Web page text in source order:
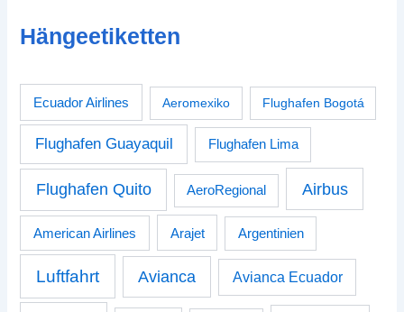
Hängeetiketten
Ecuador Airlines Aeromexiko Flughafen Bogotá
Flughafen Guayaquil Flughafen Lima
Flughafen Quito AeroRegional Airbus
American Airlines Arajet Argentinien
Luftfahrt Avianca Avianca Ecuador